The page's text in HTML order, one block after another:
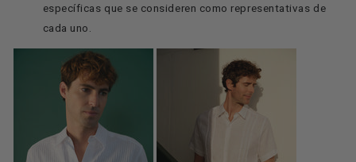
específicas que se consideren como representativas de
cada uno.